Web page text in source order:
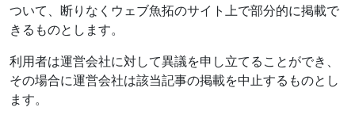
ついて、断りなくウェブ魚拓のサイト上で部分的に掲載で
きるものとします。
利用者は運営会社に対して異議を申し立てることができ、
その場合に運営会社は該当記事の掲載を中止するものとし
ます。